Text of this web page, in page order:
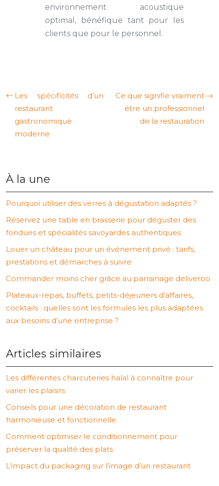
environnement acoustique
optimal, bénéfique tant pour les
clients que pour le personnel.
Les spécificités d’un
restaurant
gastronomique
moderne
Ce que signifie vraiment
être un professionnel
de la restauration
À la une
Pourquoi utiliser des verres à dégustation adaptés ?
Réservez une table en brasserie pour déguster des
fondues et spécialités savoyardes authentiques
Louer un château pour un événement privé : tarifs,
prestations et démarches à suivre
Commander moins cher grâce au parrainage deliveroo
Plateaux-repas, buffets, petits-déjeuners d’affaires,
cocktails : quelles sont les formules les plus adaptées
aux besoins d’une entreprise ?
Articles similaires
Les différentes charcuteries halal à connaître pour
varier les plaisirs
Conseils pour une décoration de restaurant
harmonieuse et fonctionnelle
Comment optimiser le conditionnement pour
préserver la qualité des plats
L’impact du packaging sur l’image d’un restaurant